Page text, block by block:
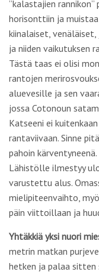
rantaviivaan. Sinne
pahoin kärventyneenä.
Lähistölle ilmestyy
varustettu alus.
mielipiteenvaihto,
päin viittoillaan ja
Yhtäkkiä yksi nuori
metrin matkan
hetken ja palaa sitten
haukimaista kalaa,
painoisia.
En ehdi selvittää
jäi tai oli velkaa
Niin ja miksi piti ryhtyä
Selvittelyt jäävät,